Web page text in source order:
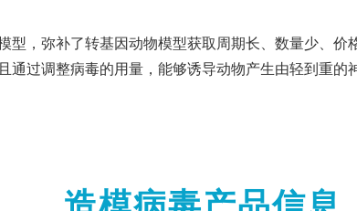
型，弥补了转基因动物模型获取周期长、数量少、
过调整病毒的用量，能够诱导动物产生由轻到重的